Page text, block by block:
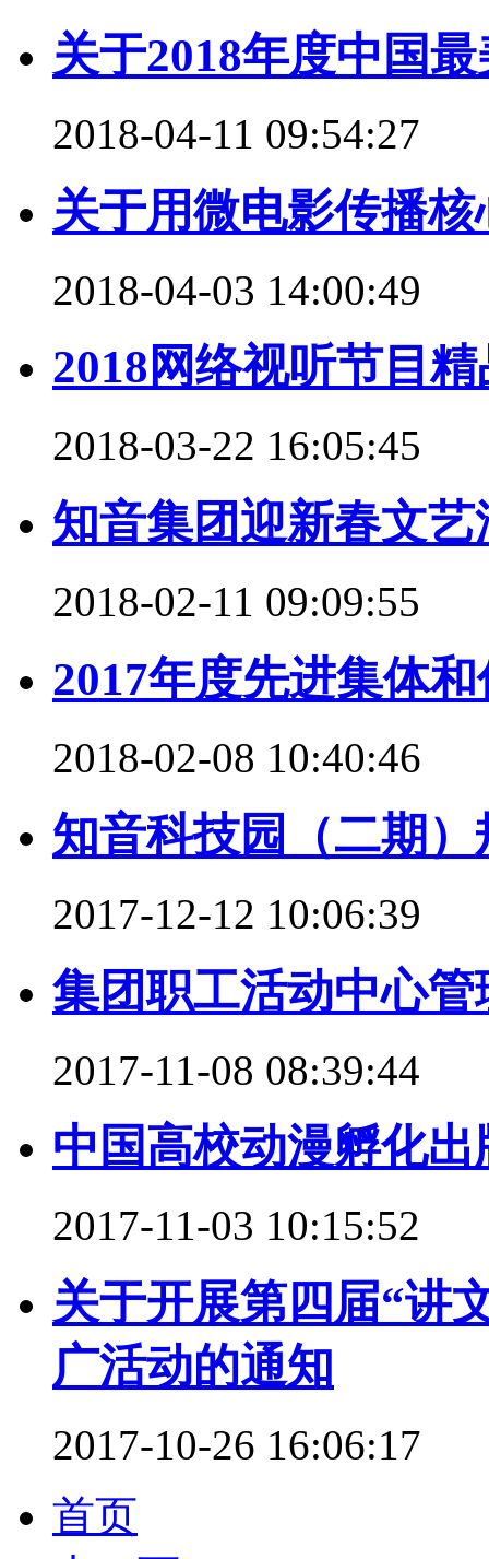
关于2018年度中国
2018-04-11 09:54:27
关于用微电影传播
2018-04-03 14:00:49
2018网络视听节目
2018-03-22 16:05:45
知音集团迎新春文
2018-02-11 09:09:55
2017年度先进集体
2018-02-08 10:40:46
知音科技园（二期
2017-12-12 10:06:39
集团职工活动中心管
2017-11-08 08:39:44
中国高校动漫孵化
2017-11-03 10:15:52
关于开展第四届“讲
广活动的通知
2017-10-26 16:06:17
首页